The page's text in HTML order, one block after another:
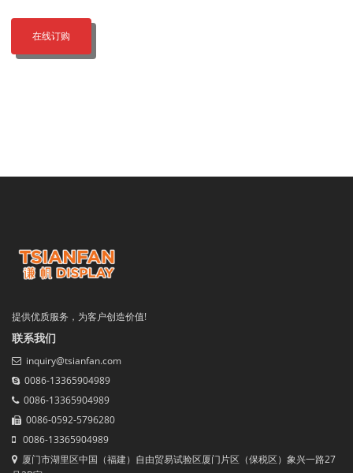
在线订购
提供优质服务，为客户创造价值!
联系我们
inquiry@tsianfan.com
0086-13365904989
0086-13365904989
0086-0592-5796280
0086-13365904989
厦门市湖里区中国（福建）自由贸易试验区厦门片区（保税区）象兴一路27